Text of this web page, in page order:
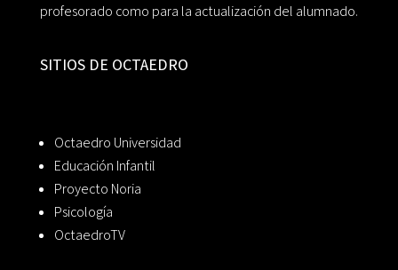
profesorado como para la actualización del alumnado.
SITIOS DE OCTAEDRO
Octaedro Universidad
Educación Infantil
Proyecto Noria
Psicología
OctaedroTV